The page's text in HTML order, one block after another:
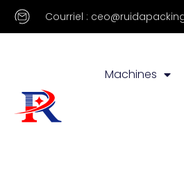
Courriel :
Machines